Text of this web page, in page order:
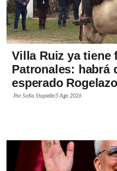
Villa Ruiz ya tiene
Patronales: habrá
esperado
PorSofía Stupiello5 Ago 2026